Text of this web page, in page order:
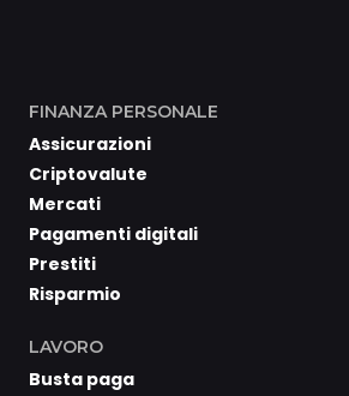
FINANZA PERSONALE
Assicurazioni
Criptovalute
Mercati
Pagamenti digitali
Prestiti
Risparmio
LAVORO
Busta paga